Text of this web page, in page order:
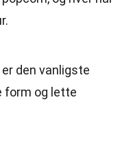
den vanligste
form og lette